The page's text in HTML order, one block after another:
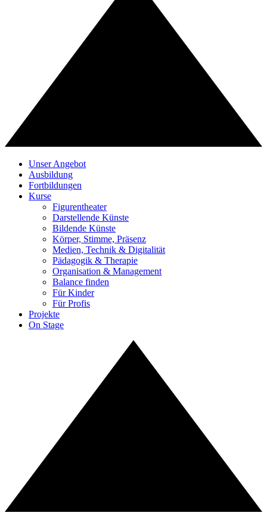
Unser Angebot
Ausbildung
Fortbildungen
Kurse
Figurentheater
Darstellende Künste
Bildende Künste
Körper, Stimme, Präsenz
Medien, Technik & Digitalität
Pädagogik & Therapie
Organisation & Management
Balance finden
Für Kinder
Für Profis
Projekte
On Stage